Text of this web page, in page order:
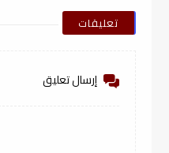
تعليقات
إرسال تعليق